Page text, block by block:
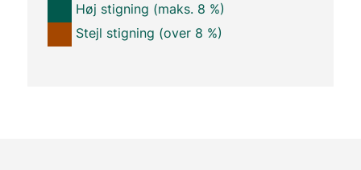
Høj stigning (maks. 8 %)
Stejl stigning (over 8 %)